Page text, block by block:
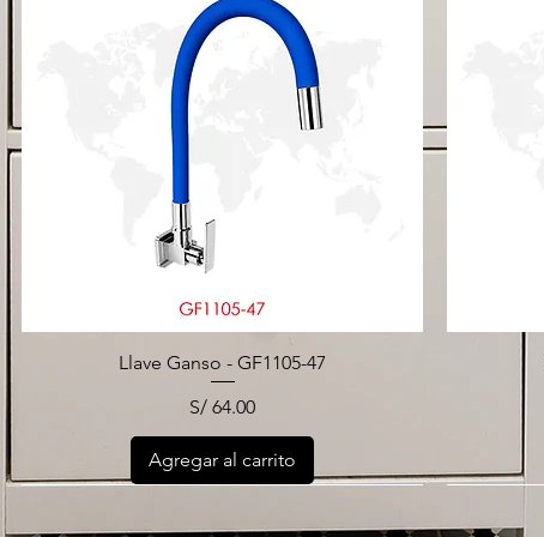
Llave Ganso - GF1105-47
Precio
S/ 64.00
Agregar al carrito